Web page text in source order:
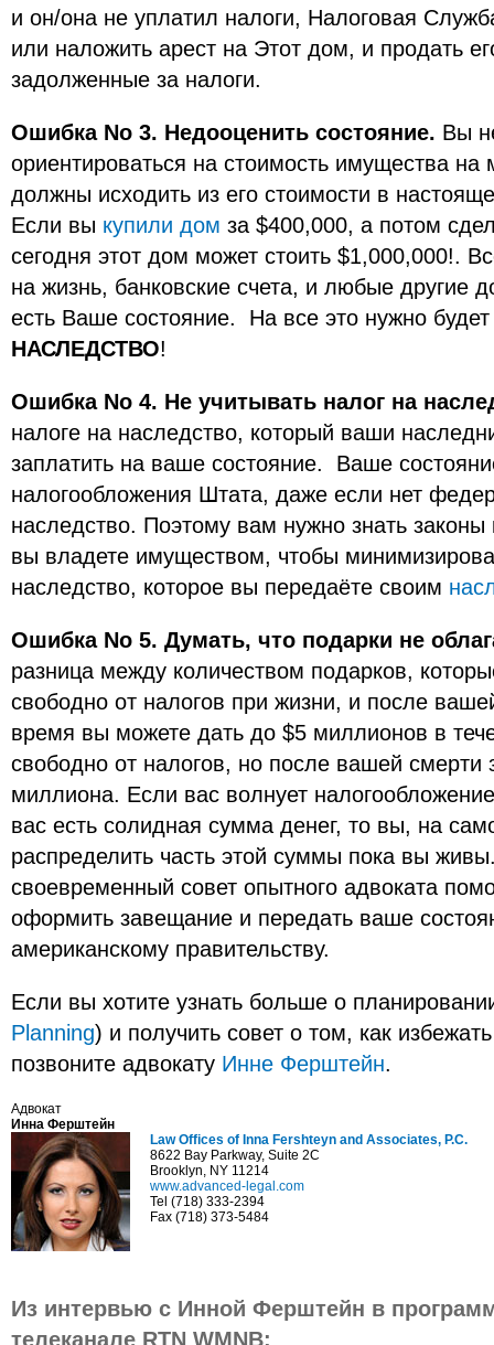
и он/она не уплатил налоги, Налоговая
или наложить арест на Этот дом, и продать
задолженные за налоги.
Ошибка No 3. Недооценить состояние. Вы
ориентироваться на стоимость имущества на
должны исходить из его стоимости в
Если вы купили дом за $400,000, а потом
сегодня этот дом может стоить $1,000,000!.
на жизнь, банковскиe счета, и любыe другиe
есть Ваше состояние. На все это нужно
НАСЛЕДСТВО!
Ошибка No 4. Не учитывать налог на
налоге на наследство, который ваши
заплатить на ваше состояние. Ваше
налогообложения Штата, даже если нет
наследство. Поэтoмy вам нужно знать
вы владете имуществом, чтобы
наследство, которое вы передаёте своим
Ошибка No 5. Думать, что подарки не
разница между количеством подарков,
свободно от налогов при жизни, и после
время вы можете дать до $5 миллионов в
свободно от налогов, но после вашей
миллиона. Если вас волнует
вас еcть солидная сумма денег, тo вы, на
распределить часть этой суммы пока вы
своевременный совет опытного адвоката
оформить завещание и передать ваше
американскому правительству.
Если вы хотите узнать больше о
Planning) и получить совет о том, как
позвоните адвокату Инне Ферштейн.
Адвокат
Инна Ферштейн
Law Offices of Inna Fershteyn and Associates, P.C.
8622 Bay Parkway, Suite 2C
Brooklyn, NY 11214
www.advanced-legal.com
Tel (718) 333-2394
Fax (718) 373-5484
Из интервью с Инной Ферштейн в
телеканале RTN WMNB: